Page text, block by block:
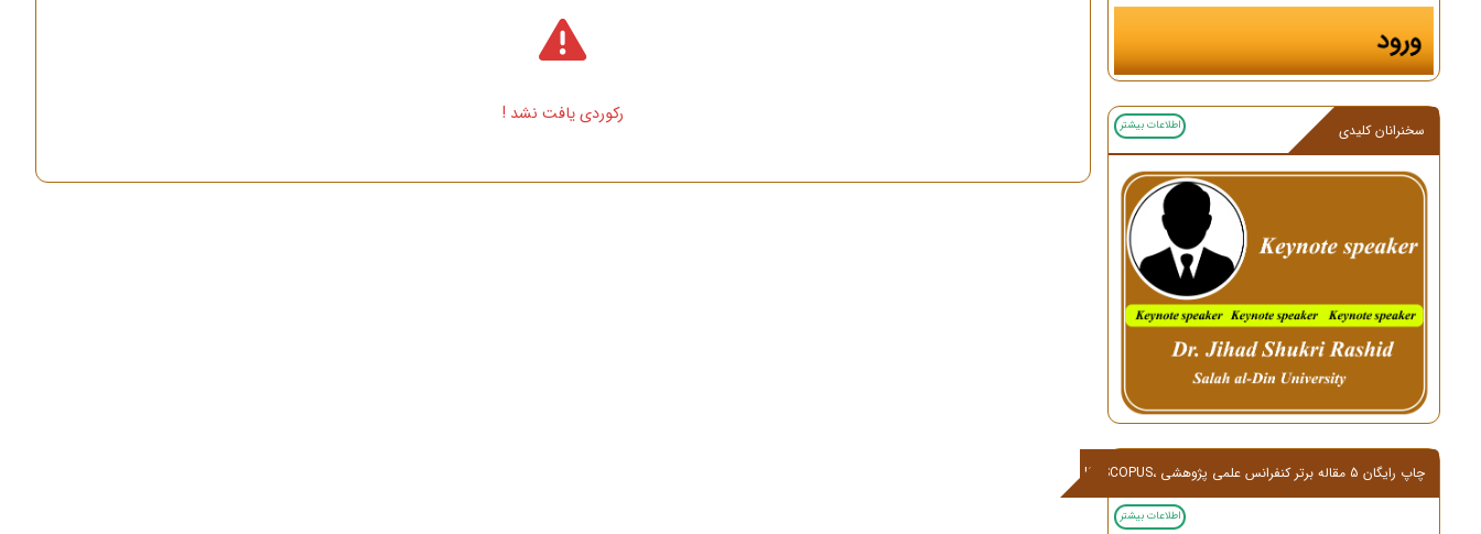
سخنرانان کلیدی اطلاعات بیشتر
چاپ رایگان 5 مقاله برتر کنفرانس علمی پژوهشی ،ISI,SCOPUS
اطلاعات بیشتر
رکوردی یافت نشد !